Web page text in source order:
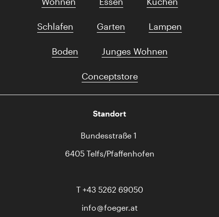
Schlafen Garten Lampen
Boden Junges Wohnen
Conceptstore
Standort
Bundesstraße 1
6405 Telfs/Pfaffenhofen
T +43 5262 69050
info
foeger.at